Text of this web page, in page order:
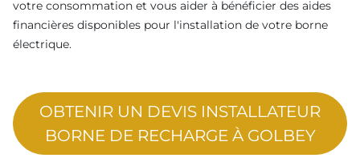
votre consommation et vous aider à bénéficier des aides
financières disponibles pour l'installation de votre borne
électrique.
OBTENIR UN DEVIS INSTALLATEUR
BORNE DE RECHARGE À GOLBEY